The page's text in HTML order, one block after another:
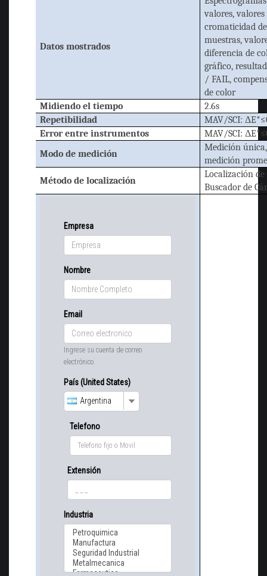
Datos mostrados
valores, valores
cromaticidad de
muestras,
diferencia de
gráfico,
/ FAIL,
de color
Midiendo el tiempo
2.6s
Repetibilidad
MAV/SCI:
Error entre instrumentos
MAV/SCI:
Modo de medición
Medición única,
medición
Método de localización
Localización de
Buscador de
Empresa
Nombre
Email
Ingrese su cuenta de correo
electrónico.
País (United States)
Argentina
Telefono
Extensión
Industria